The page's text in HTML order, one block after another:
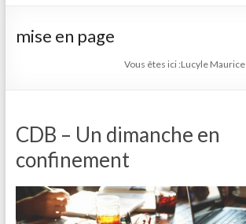
ses
mise en page
Vous êtes ici :Lucyle Maurice
CDB – Un dimanche en
confinement